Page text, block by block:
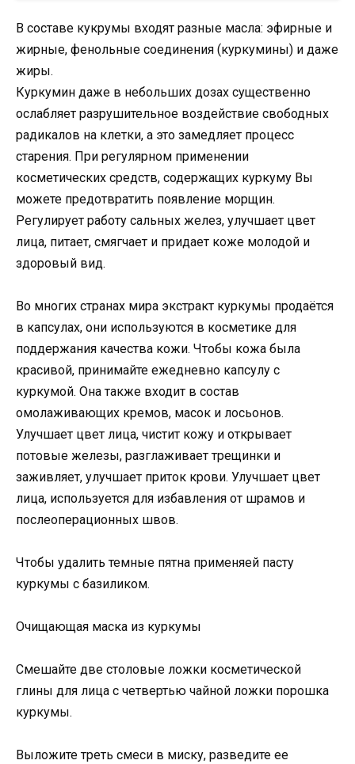
В составе кукрумы входят разные масла: эфирные и
жирные, фенольные соединения (куркумины) и даже
жиры.
Куркумин даже в небольших дозах существенно
ослабляет разрушительное воздействие свободных
радикалов на клетки, а это замедляет процесс
старения. При регулярном применении
косметических средств, содержащих куркуму Вы
можете предотвратить появление морщин.
Регулирует работу сальных желез, улучшает цвет
лица, питает, смягчает и придает коже молодой и
здоровый вид.
Во многих странах мира экстракт куркумы продаётся
в капсулах, они используются в косметике для
поддержания качества кожи. Чтобы кожа была
красивой, принимайте ежедневно капсулу с
куркумой. Она также входит в состав
омолаживающих кремов, масок и лосьонов.
Улучшает цвет лица, чистит кожу и открывает
потовые железы, разглаживает трещинки и
заживляет, улучшает приток крови. Улучшает цвет
лица, используется для избавления от шрамов и
послеоперационных швов.
Чтобы удалить темные пятна применяей пасту
куркумы с базиликом.
Очищающая маска из куркумы
Смешайте две столовые ложки косметической
глины для лица с четвертью чайной ложки порошка
куркумы.
Выложите треть смеси в миску, разведите ее